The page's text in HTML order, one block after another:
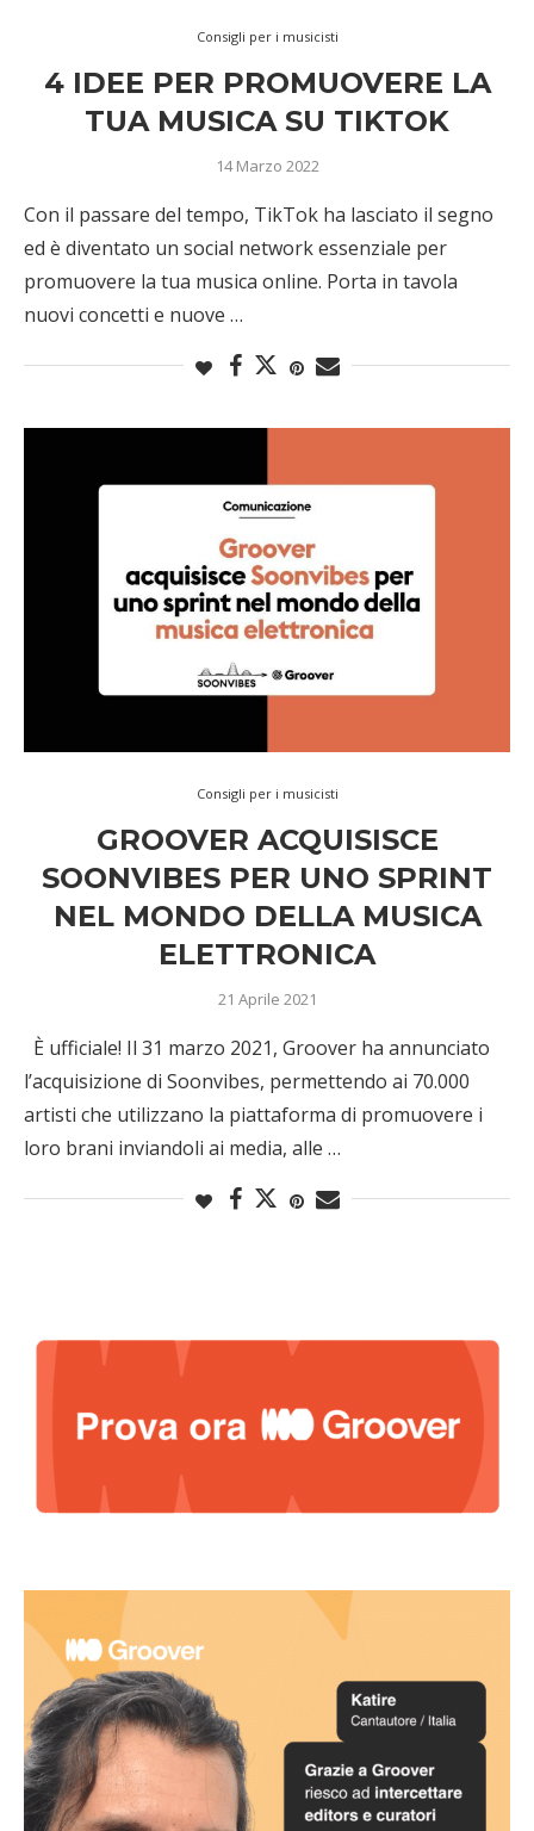
Consigli per i musicisti
4 IDEE PER PROMUOVERE LA
TUA MUSICA SU TIKTOK
14 Marzo 2022
Con il passare del tempo, TikTok ha lasciato il segno
ed è diventato un social network essenziale per
promuovere la tua musica online. Porta in tavola
nuovi concetti e nuove …
Consigli per i musicisti
GROOVER ACQUISISCE
SOONVIBES PER UNO SPRINT
NEL MONDO DELLA MUSICA
ELETTRONICA
21 Aprile 2021
È ufficiale! Il 31 marzo 2021, Groover ha annunciato
l’acquisizione di Soonvibes, permettendo ai 70.000
artisti che utilizzano la piattaforma di promuovere i
loro brani inviandoli ai media, alle …